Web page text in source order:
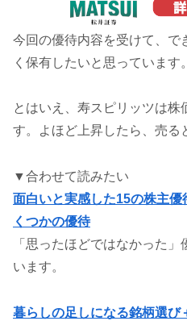
今回の優待内容を受けて、で
く保有したいと思っています。
とはいえ、寿スピリッツは
す。よほど上昇したら、売る
▼合わせて読みたい
面白いと実感した15の株主
くつかの優待
「思ったほどではなかった
います。
暮らしの足しになる銘柄選び